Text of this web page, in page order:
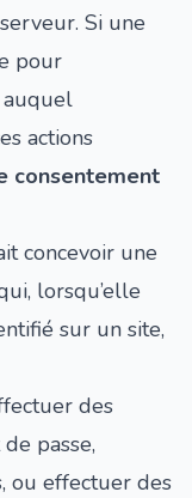
Si une
pour
auquel
actions
consentement
concevoir une
lorsqu’elle
sur un site,
des
passe,
ou effectuer des